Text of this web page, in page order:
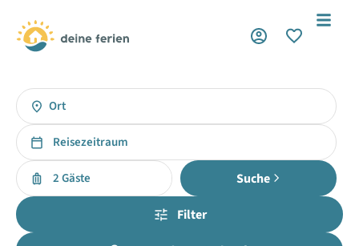
Ort
Reisezeitraum
2 Gäste Suche
Filter